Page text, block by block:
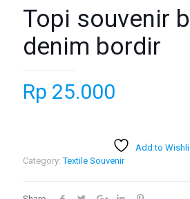
Topi souvenir
denim bordir
Rp 25.000
Add to
Category:Textile Souvenir